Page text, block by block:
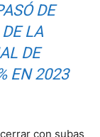
DE
LA
DE
EN 2023
con subas